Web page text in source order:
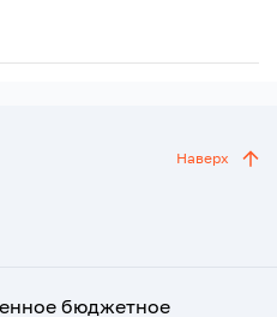
Наверх
бюджетное